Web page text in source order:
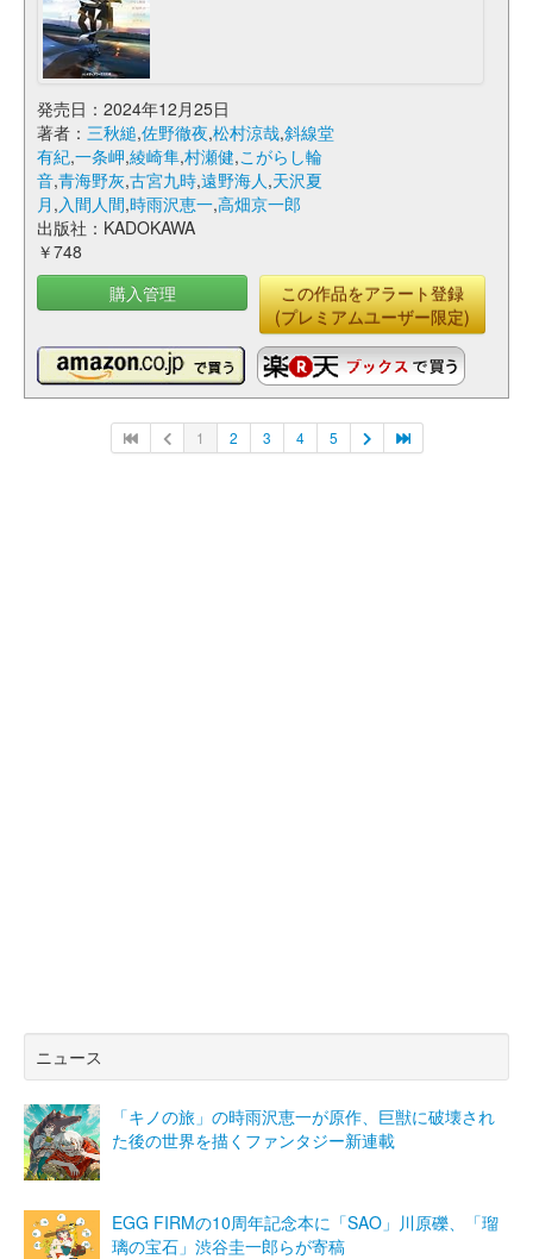
発売日：2024年12月25日
著者： 三秋縋,佐野徹夜,松村涼哉,斜線堂
有紀,一条岬,綾崎隼,村瀬健,こがらし輪
音,青海野灰,古宮九時,遠野海人,天沢夏
月 ,入間人間,時雨沢恵一,高畑京一郎
出版社：KADOKAWA
￥748
購入管理
この作品をアラート登録
(プレミアムユーザー限定)
1 2 3 4 5
ニュース
「キノの旅」の時雨沢恵一が原作、巨獣に破壊され
た後の世界を描くファンタジー新連載
EGG FIRMの10周年記念本に「SAO」川原礫、「瑠
璃の宝石」渋谷圭一郎らが寄稿